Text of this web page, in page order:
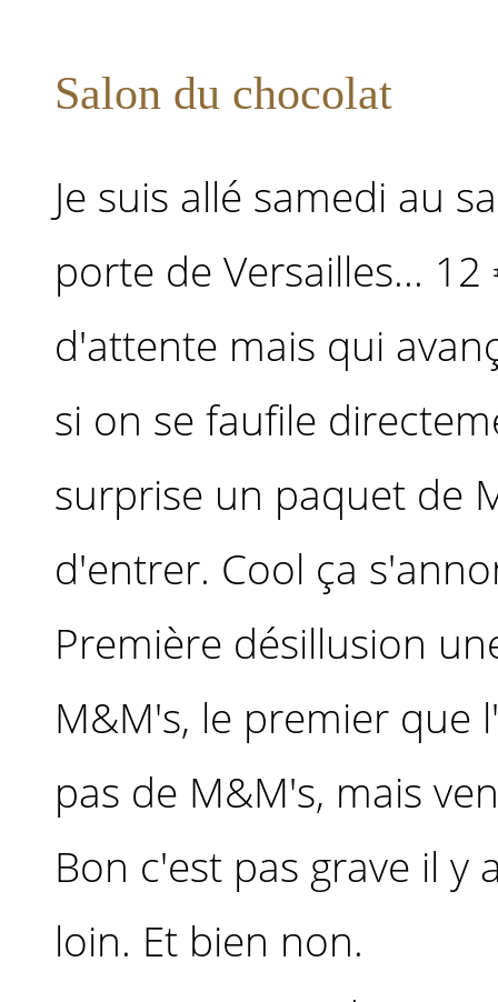
Salon du chocolat
Je suis allé samedi au
porte de Versailles...
d'attente mais qui
si on se faufile
surprise un paquet de
d'entrer. Cool ça
Première désillusion
M&M's, le premier que
pas de M&M's, mais
Bon c'est pas grave il
loin. Et bien non.